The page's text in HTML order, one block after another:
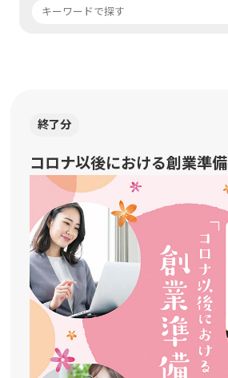
終了分
コロナ以後における創業準備